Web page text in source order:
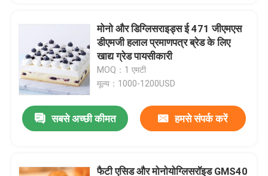
मोनो और डिग्लिसराइड्स ई 471 जीएमएस
डीएमजी हलाल प्रमाणपत्र ब्रेड के लिए
खाद्य ग्रेड पायसीकारी
MOQ：1 एमटी
मूल्य：1000-1200USD
सबसे अच्छी कीमत हमसे संपर्क करें
फैटी एसिड और मोनोयोग्लिसरॉइड GMS40